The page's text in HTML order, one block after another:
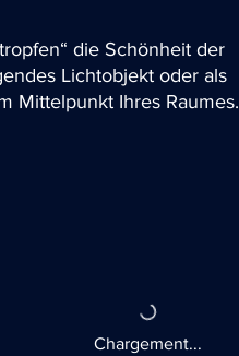
die Schönheit der
Lichtobjekt oder als
Mittelpunkt Ihres Raumes.
Chargement...